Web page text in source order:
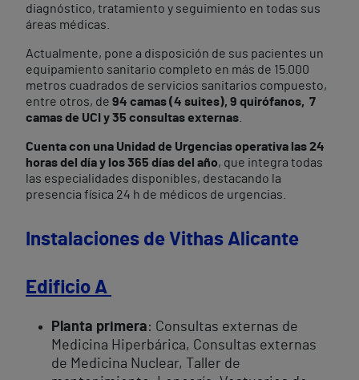
diagnóstico, tratamiento y seguimiento en todas sus
áreas médicas.
Actualmente, pone a disposición de sus pacientes un
equipamiento sanitario completo en más de 15.000
metros cuadrados de servicios sanitarios compuesto,
entre otros, de 94 camas (4 suites), 9 quirófanos, 7
camas de UCI y 35 consultas externas
Cuenta con una Unidad de Urgencias operativa las 24
horas del día y los 365 días del año, que integra todas
las especialidades disponibles, destacando la
presencia física 24 h de médicos de urgencias.
Instalaciones de Vithas Alicante
Edificio A
Planta primera: Consultas externas de
Medicina Hiperbárica, Consultas externas
de Medicina Nuclear, Taller de